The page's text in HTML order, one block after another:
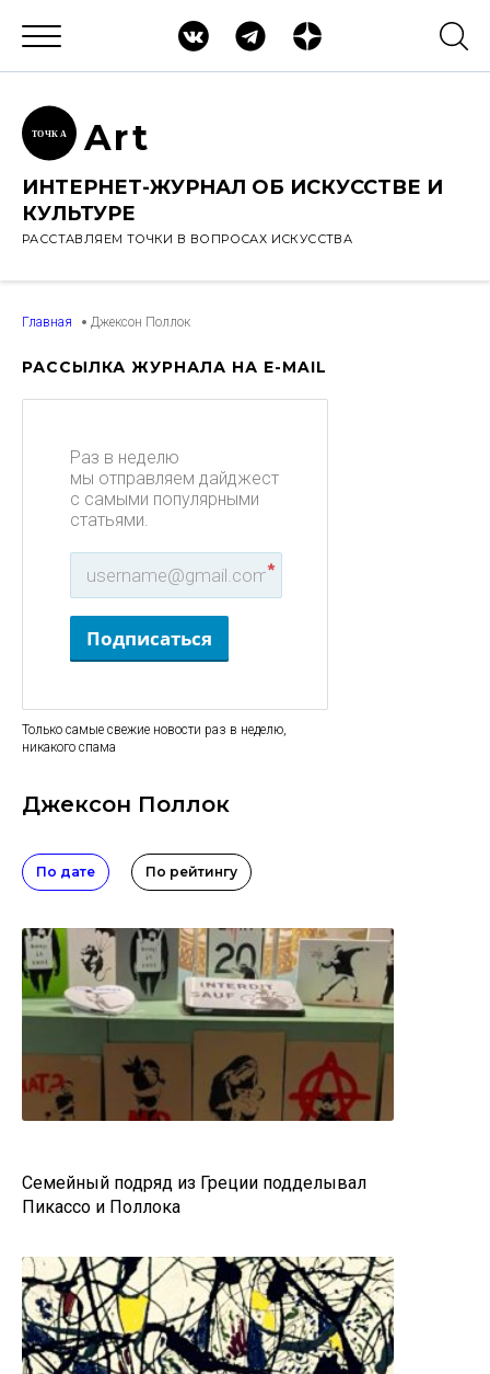
ТОЧК А Art
ИНТЕРНЕТ-ЖУРНАЛ ОБ ИСКУССТВЕ И
КУЛЬТУРЕ
РАССТАВЛЯЕМ ТОЧКИ В ВОПРОСАХ ИСКУССТВА
Главная Джексон Поллок
РАССЫЛКА ЖУРНАЛА НА E-MAIL
Раз в неделю
мы отправляем дайджест
с самыми популярными
статьями.
*
Подписаться
Только самые свежие новости раз в неделю,
никакого спама
Джексон Поллок
По дате По рейтингу
Семейный подряд из Греции подделывал
Пикассо и Поллока